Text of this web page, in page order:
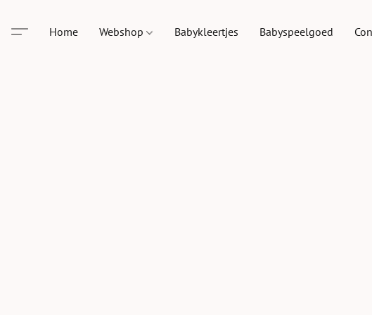
Home Webshop Babykleertjes Babyspeelgoed